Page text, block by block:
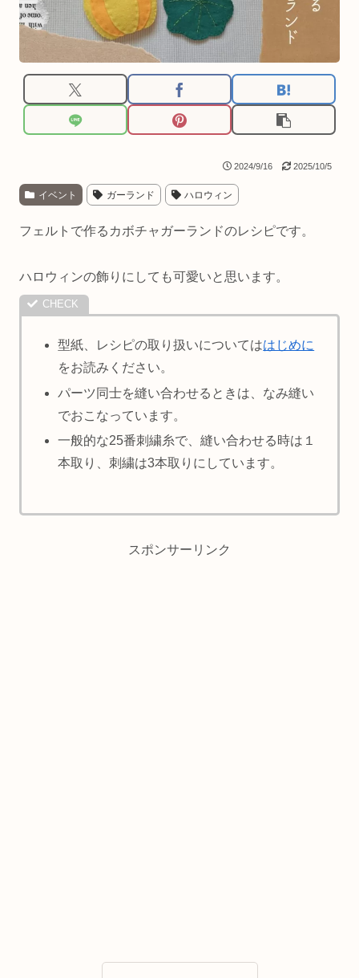
2024/9/16 2025/10/5
イベント ガーランド ハロウィン
フェルトで作るカボチャガーランドのレシピです。
ハロウィンの飾りにしても可愛いと思います。
型紙、レシピの取り扱いについてははじめに
をお読みください。
パーツ同士を縫い合わせるときは、なみ縫い
でおこなっています。
一般的な25番刺繍糸で、縫い合わせる時は１
本取り、刺繍は3本取りにしています。
スポンサーリンク